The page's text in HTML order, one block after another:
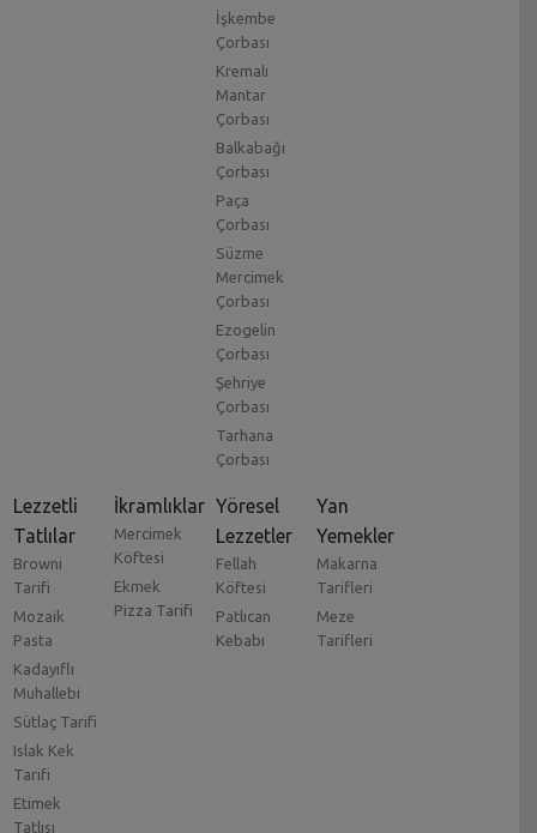
İşkembe
Çorbası
Kremalı
Mantar
Çorbası
Balkabağı
Çorbası
Paça
Çorbası
Süzme
Mercimek
Çorbası
Ezogelin
Çorbası
Şehriye
Çorbası
Tarhana
Çorbası
Lezzetli
Tatlılar
Browni
Tarifi
Mozaik
Pasta
Kadayıflı
Muhallebi
Sütlaç Tarifi
Islak Kek
Tarifi
Etimek
Tatlısı
İkramlıklar
Mercimek
Köftesi
Ekmek
Pizza Tarifi
Yöresel
Lezzetler
Fellah
Köftesi
Patlıcan
Kebabı
Yan
Yemekler
Makarna
Tarifleri
Meze
Tarifleri